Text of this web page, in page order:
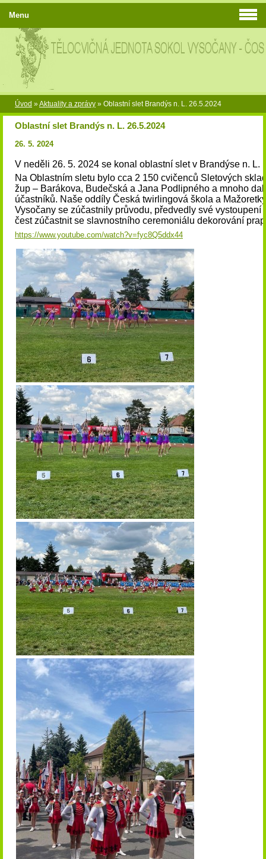
Úvod »Aktuality a zprávy » Oblastní slet Brandýs n. L. 26.5.2024
Oblastní slet Brandýs n. L. 26.5.2024
26. 5. 2024
V neděli 26. 5. 2024 se konal oblastní slet v Brandýse n. L.
Na Oblastním sletu bylo cca 2 150 cvičenců Sletových
žup – Barákova, Budečská a Jana Podlipného a mnoho
účastníků. Naše oddíly Česká twirlingová škola a
Vysočany se zúčastnily průvodu, předvedly své vystoupení
čest zúčastnit se slavnostního ceremoniálu dekorování
https://www.youtube.com/watch?v=fyc8Q5ddx44
Menu